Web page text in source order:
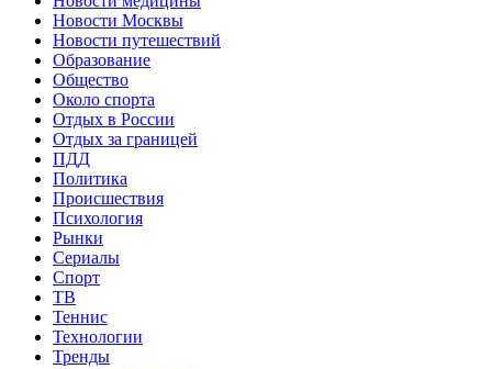
Новости Москвы
Новости путешествий
Образование
Общество
Около спорта
Отдых в России
Отдых за границей
ПДД
Политика
Происшествия
Психология
Рынки
Сериалы
Спорт
ТВ
Теннис
Технологии
Тренды